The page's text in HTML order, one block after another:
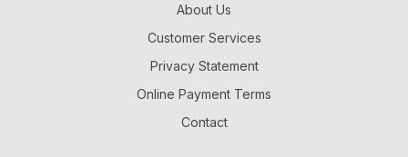
About Us
Customer Services
Privacy Statement
Online Payment Terms
Contact